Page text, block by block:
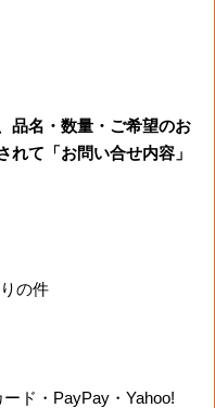
品名・数量・ご希望のお
て「お問い合せ内容」
の件
ド・PayPay・Yahoo!